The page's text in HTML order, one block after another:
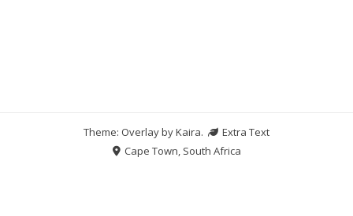
Theme: Overlay byKaira.
Extra Text
Cape Town, South Africa